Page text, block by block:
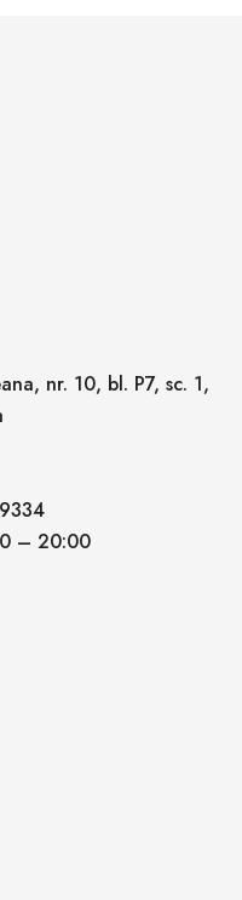
nr. 10, bl. P7, sc. 1,
– 20:00